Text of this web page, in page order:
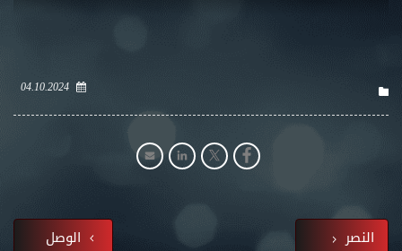
04.10.2024
الوصل النصر